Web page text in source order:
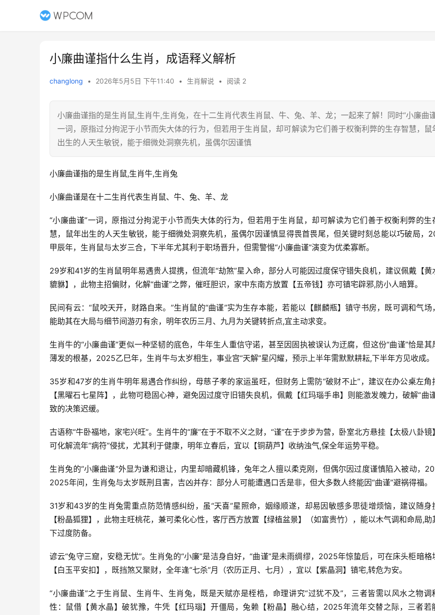
小廉曲谨指什么生肖，成语释义解析
changlong • 2026年5月5日 下午11:40 • 生肖解说 • 阅读 2
小廉曲谨指的是生肖鼠,生肖牛,生肖兔，在十二生肖代表生肖鼠、牛、兔、羊、龙；一起来了解！同时“小廉曲
一词，原指过分拘泥于小节而失大体的行为，但若用于生肖鼠，却可解读为它们善于权衡利弊的生存智慧，鼠
出生的人天生敏锐，能于细微处洞察先机，虽偶尔因谨慎
小廉曲谨指的是生肖鼠,生肖牛,生肖兔
小廉曲谨是在十二生肖代表生肖鼠、牛、兔、羊、龙
“小廉曲谨”一词，原指过分拘泥于小节而失大体的行为，但若用于生肖鼠，却可解读为它们善于权衡利弊的生
慧，鼠年出生的人天生敏锐，能于细微处洞察先机，虽偶尔因谨慎显得畏首畏尾，但关键时刻总能以巧破局，
甲辰年，生肖鼠与太岁三合，下半年尤其利于职场晋升，但需警惕“小廉曲谨”演变为优柔寡断。
29岁和41岁的生肖鼠明年易遇贵人提携，但流年“劫煞”星入命，部分人可能因过度保守错失良机，建议佩戴【黄
貔貅】，此物主招偏财，化解“曲谨”之弊，催旺胆识，家中东南方放置【五帝钱】亦可镇宅辟邪,防小人暗算。
民间有云：“鼠咬天开，财路自来。”生肖鼠的“曲谨”实为生存本能，若能以【麒麟瓶】镇守书房，既可调和气场
能助其在大局与细节间游刃有余，明年农历三月、九月为关键转折点,宜主动求变。
生肖牛的“小廉曲谨”更似一种坚韧的底色，牛年生人重信守诺，甚至因固执被误认为迂腐，但这份“曲谨”恰是其
薄发的根基，2025乙巳年，生肖牛与太岁相生，事业宫“天解”星闪耀，预示上半年需默默耕耘,下半年方见收成。
35岁和47岁的生肖牛明年易遇合作纠纷，母慈子孝的家运虽旺，但财务上需防“破财不止”，建议在办公桌左角
【黑曜石七星阵】，此物可稳固心神，避免因过度守旧错失良机，佩戴【红玛瑙手串】则能激发魄力，破解“曲
致的决策迟缓。
古语称“牛卧福地，家宅兴旺”。生肖牛的“廉”在于不取不义之财，“谨”在于步步为营，卧室北方悬挂【太极八卦镜
可化解流年“病符”侵扰，尤其利于健康，明年立春后，宜以【铜葫芦】收纳浊气,保全年运势平稳。
生肖兔的“小廉曲谨”外显为谦和退让，内里却暗藏机锋，兔年之人擅以柔克刚，但偶尔因过度谨慎陷入被动，
2025年间，生肖兔与太岁既刑且害，吉凶并存：部分人可能遭遇口舌是非，但大多数人终能因“曲谨”避祸得福。
31岁和43岁的生肖兔需重点防范情感纠纷，虽“天喜”星照命，姻缘顺遂，却易因敏感多思徒增烦恼，建议随身
【粉晶狐狸】，此物主旺桃花，兼可柔化心性，客厅西方放置【绿植盆景】（如富贵竹），能以木气调和命局,助
下过度防备。
谚云“兔守三窟，安稳无忧”。生肖兔的“小廉”是洁身自好，“曲谨”是未雨绸缪，2025年惊蛰后，可在床头柜暗格
【白玉平安扣】，既挡煞又聚财，全年逢“七杀”月（农历正月、七月），宜以【紫晶洞】镇宅,转危为安。
“小廉曲谨”之于生肖鼠、生肖牛、生肖兔，既是天赋亦是桎梏，命理讲究“过犹不及”，三者皆需以风水之物调
性：鼠借【黄水晶】破犹豫，牛凭【红玛瑙】开僵局，兔赖【粉晶】融心结，2025年流年交替之际，三者若